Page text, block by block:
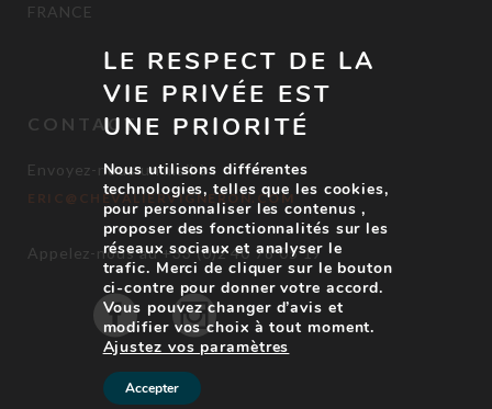
FRANCE
CONTACT
Envoyez-nous un mail à :
ERIC@CHEVALIERVIGNERON.COM
Appelez-nous au +33 (0)2 40 78 05 19
LE RESPECT DE LA
VIE PRIVÉE EST
UNE PRIORITÉ
Nous utilisons différentes
technologies, telles que les cookies,
pour personnaliser les contenus ,
proposer des fonctionnalités sur les
réseaux sociaux et analyser le
trafic. Merci de cliquer sur le bouton
ci-contre pour donner votre accord.
Vous pouvez changer d’avis et
modifier vos choix à tout moment.
Ajustez vos paramètres
Accepter